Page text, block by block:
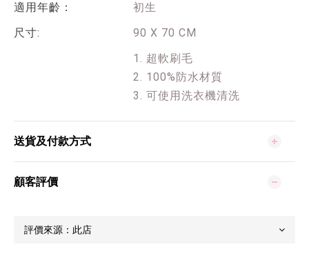
適用年齡：
初生
尺寸:
90 X 70 CM
1. 超軟刷毛
2. 100%防水材質
3. 可使用洗衣機清洗
送貨及付款方式
顧客評價